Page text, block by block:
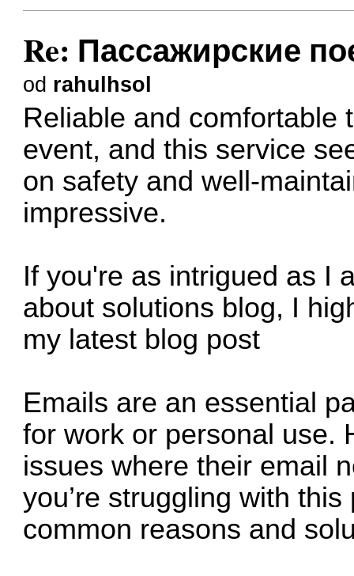
Re: Пассажирские
od rahulhsol
Reliable and comfortable
event, and this service
on safety and well-
impressive.
If you're as intrigued as I
about solutions blog, I
my latest blog post
Emails are an essential
for work or personal use.
issues where their email
you’re struggling with
common reasons and